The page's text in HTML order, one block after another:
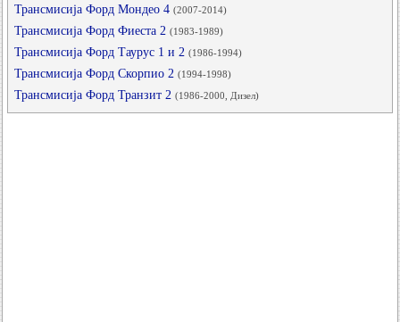
Трансмисија Форд Мондео 4 (2007-2014)
Трансмисија Форд Фиеста 2 (1983-1989)
Трансмисија Форд Таурус 1 и 2 (1986-1994)
Трансмисија Форд Скорпио 2 (1994-1998)
Трансмисија Форд Транзит 2 (1986-2000, Дизел)